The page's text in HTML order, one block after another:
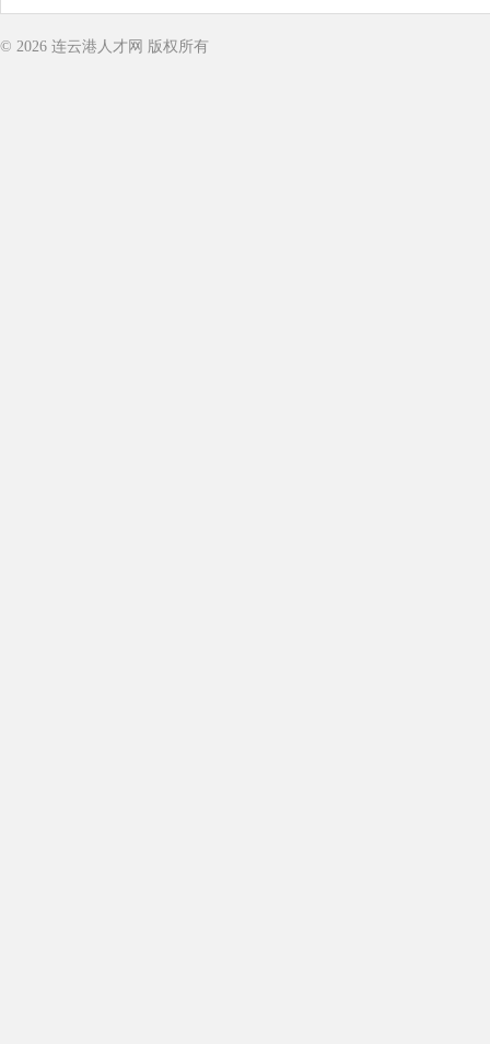
© 2026 连云港人才网 版权所有